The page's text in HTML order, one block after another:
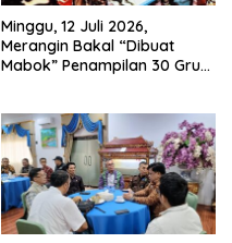
Minggu, 12 Juli 2026,
Merangin Bakal “Dibuat
Mabok” Penampilan 30 Grup